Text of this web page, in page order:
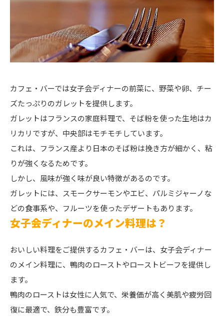
カフェ・バーでは女子会ディナーの前菜に、野菜や卵、チー
ズたっぷりのガレットを提供します。
ガレットはフランスの家庭料理で、そば粉を使った生地はカ
リカリですが、中央部はモチモチしています。
これは、フランス産より日本のそば粉は挽き方が細かく、粘
りが強くなるためです。
しかし、風味が強く味が良い特徴があるのです。
ガレットには、スモークサーモンやエビ、パルミジャーノな
どの食事系や、フルーツを使ったデザートもあります。
女子会ディナーのメイン料理は？
おいしい料理をご提供するカフェ・バーは、女子会ディナー
のメイン料理に、鴨肉のローストやローストビーフを提供し
ます。
鴨肉のローストは女性に人気で、栄養価が高く美肌や疲労回
復に最適で、鉄分も豊富です。